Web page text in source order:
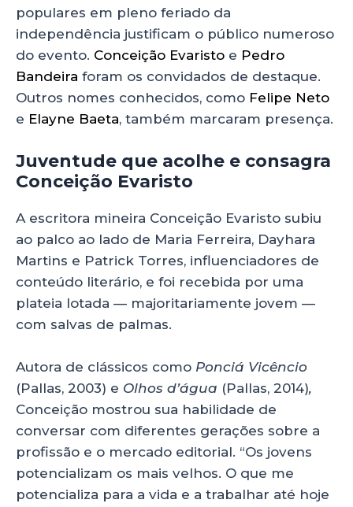
populares em pleno feriado da
independência justificam o público numeroso
do evento. Conceição Evaristo e Pedro
Bandeira foram os convidados de destaque.
Outros nomes conhecidos, como Felipe Neto
e Elayne Baeta, também marcaram presença.
Juventude que acolhe e consagra
Conceição Evaristo
A escritora mineira Conceição Evaristo subiu
ao palco ao lado de Maria Ferreira, Dayhara
Martins e Patrick Torres, influenciadores de
conteúdo literário, e foi recebida por uma
plateia lotada — majoritariamente jovem —
com salvas de palmas.
Autora de clássicos como Ponciá Vicêncio
(Pallas, 2003) e Olhos d’água (Pallas, 2014),
Conceição mostrou sua habilidade de
conversar com diferentes gerações sobre a
profissão e o mercado editorial. “Os jovens
potencializam os mais velhos. O que me
potencializa para a vida e a trabalhar até hoje